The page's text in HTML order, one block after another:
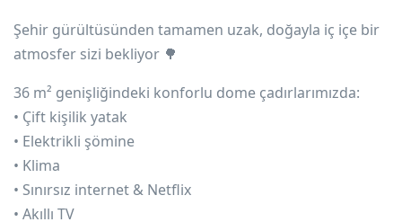
Şehir gürültüsünden tamamen uzak, doğayla iç içe bir
atmosfer sizi bekliyor 🌳
36 m² genişliğindeki konforlu dome çadırlarımızda:
• Çift kişilik yatak
• Elektrikli şömine
• Klima
• Sınırsız internet & Netflix
• Akıllı TV